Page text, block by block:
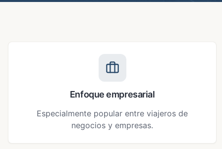
Enfoque empresarial
Especialmente popular entre viajeros de
negocios y empresas.